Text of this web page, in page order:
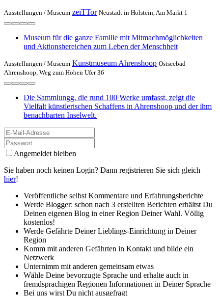
Ausstellungen / Museum zeiTTor Neustadt in Holstein, Am Markt 1
Museum für die ganze Familie mit Mitmachmöglichkeiten
und Aktionsbereichen zum Leben der Menschheit
Ausstellungen / Museum Kunstmuseum Ahrenshoop Ostseebad
Ahrenshoop, Weg zum Hohen Ufer 36
Die Sammlungg, die rund 100 Werke umfasst, zeigt die
Vielfalt künstlerischen Schaffens in Ahrenshoop und der ihm
benachbarten Inselwelt.
Angemeldet bleiben
Sie haben noch keinen Login? Dann registrieren Sie sich gleich
hier!
Veröffentliche selbst Kommentare und Erfahrungsberichte
Werde Blogger: schon nach 3 erstellten Berichten erhältst Du
Deinen eigenen Blog in einer Region Deiner Wahl. Völlig
kostenlos!
Werde Gefährte Deiner Lieblings-Einrichtung in Deiner
Region
Komm mit anderen Gefährten in Kontakt und bilde ein
Netzwerk
Unternimm mit anderen gemeinsam etwas
Wähle Deine bevorzugte Sprache und erhalte auch in
fremdsprachigen Regionen Informationen in Deiner Sprache
Bei uns wirst Du nicht ausgefragt